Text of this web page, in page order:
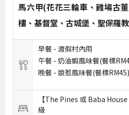
馬六甲(花花三輪車、雞場古
樓、基督堂、古城堡、聖保羅
早餐 -渡假村內用
午餐 -奶油蝦風味餐(餐標
晚餐 -娘惹風味餐(餐標RM45)
【The Pines 或 Baba
級